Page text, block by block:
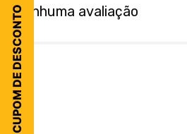
CUPOM DE DESCONTO
Nenhuma avaliação